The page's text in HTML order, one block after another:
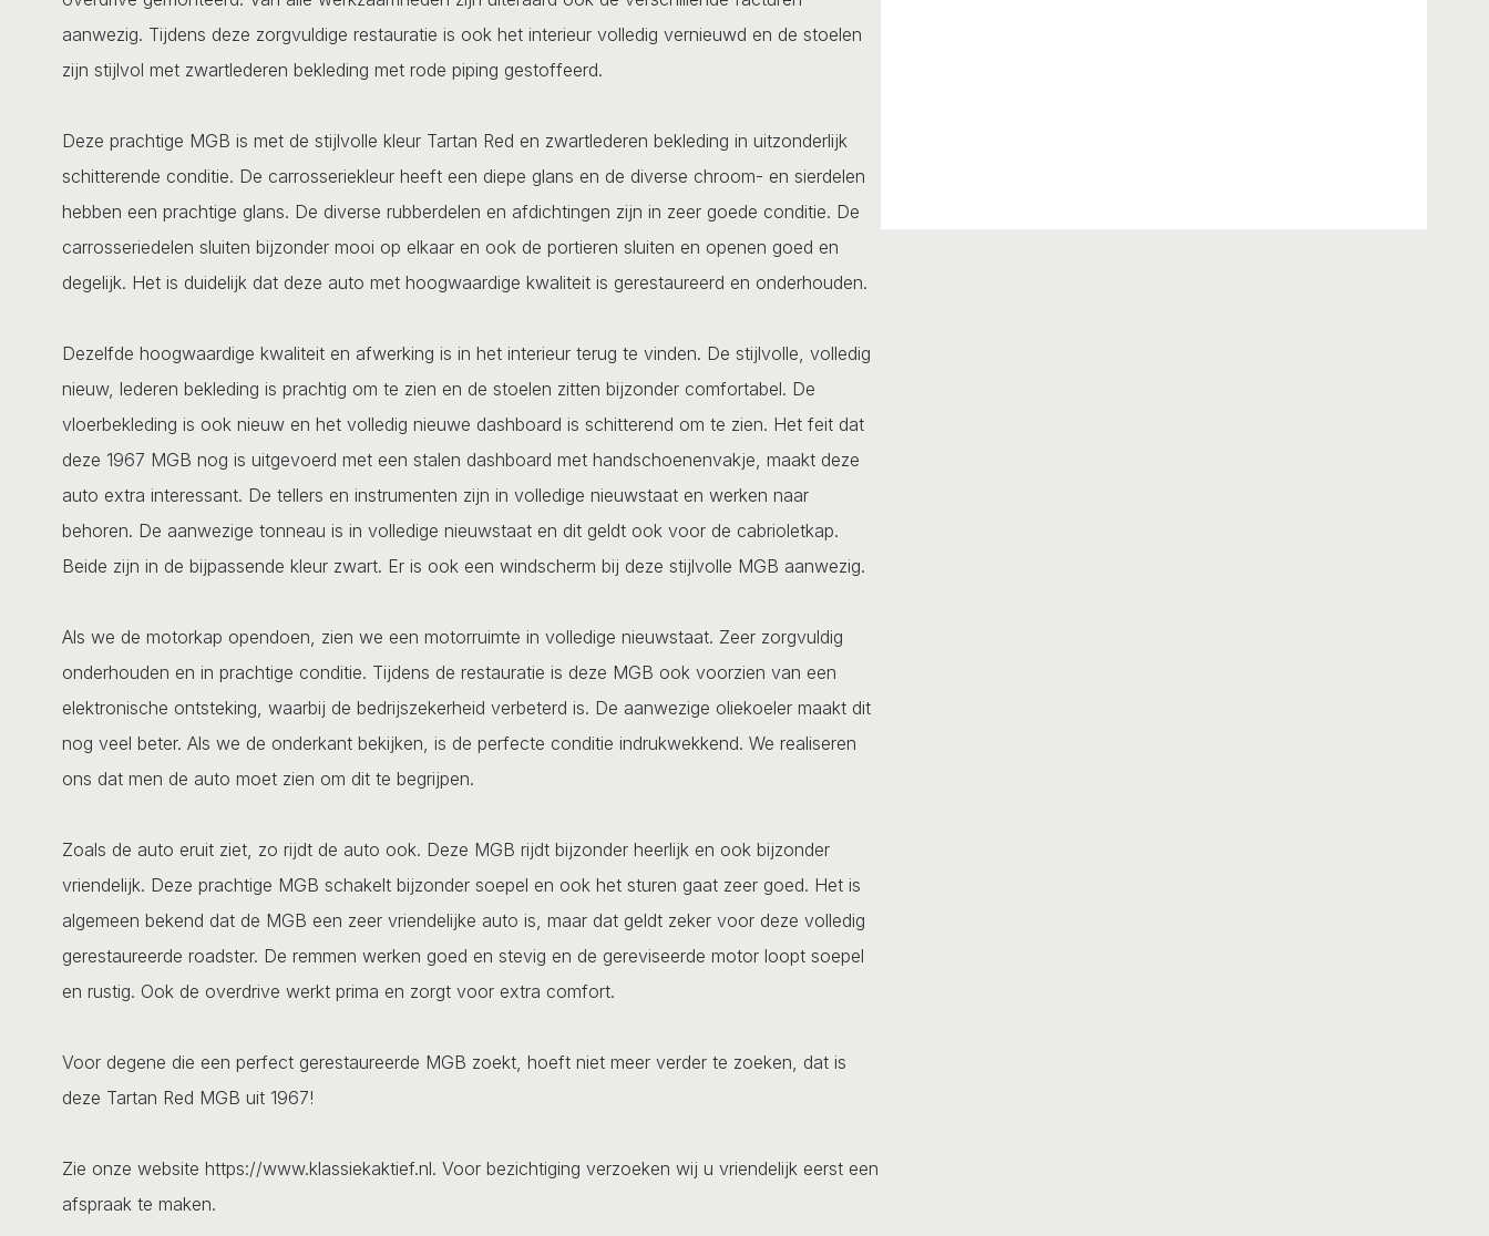
aanwezig. Tijdens deze zorgvuldige restauratie is ook het interieur volledig vernieuwd en de stoelen
zijn stijlvol met zwartlederen bekleding met rode piping gestoffeerd.
Deze prachtige MGB is met de stijlvolle kleur Tartan Red en zwartlederen bekleding in uitzonderlijk
schitterende conditie. De carrosseriekleur heeft een diepe glans en de diverse chroom- en sierdelen
hebben een prachtige glans. De diverse rubberdelen en afdichtingen zijn in zeer goede conditie. De
carrosseriedelen sluiten bijzonder mooi op elkaar en ook de portieren sluiten en openen goed en
degelijk. Het is duidelijk dat deze auto met hoogwaardige kwaliteit is gerestaureerd en onderhouden.
Dezelfde hoogwaardige kwaliteit en afwerking is in het interieur terug te vinden. De stijlvolle, volledig
nieuw, lederen bekleding is prachtig om te zien en de stoelen zitten bijzonder comfortabel. De
vloerbekleding is ook nieuw en het volledig nieuwe dashboard is schitterend om te zien. Het feit dat
deze 1967 MGB nog is uitgevoerd met een stalen dashboard met handschoenenvakje, maakt deze
auto extra interessant. De tellers en instrumenten zijn in volledige nieuwstaat en werken naar
behoren. De aanwezige tonneau is in volledige nieuwstaat en dit geldt ook voor de cabrioletkap.
Beide zijn in de bijpassende kleur zwart. Er is ook een windscherm bij deze stijlvolle MGB aanwezig.
Als we de motorkap opendoen, zien we een motorruimte in volledige nieuwstaat. Zeer zorgvuldig
onderhouden en in prachtige conditie. Tijdens de restauratie is deze MGB ook voorzien van een
elektronische ontsteking, waarbij de bedrijszekerheid verbeterd is. De aanwezige oliekoeler maakt dit
nog veel beter. Als we de onderkant bekijken, is de perfecte conditie indrukwekkend. We realiseren
ons dat men de auto moet zien om dit te begrijpen.
Zoals de auto eruit ziet, zo rijdt de auto ook. Deze MGB rijdt bijzonder heerlijk en ook bijzonder
vriendelijk. Deze prachtige MGB schakelt bijzonder soepel en ook het sturen gaat zeer goed. Het is
algemeen bekend dat de MGB een zeer vriendelijke auto is, maar dat geldt zeker voor deze volledig
gerestaureerde roadster. De remmen werken goed en stevig en de gereviseerde motor loopt soepel
en rustig. Ook de overdrive werkt prima en zorgt voor extra comfort.
Voor degene die een perfect gerestaureerde MGB zoekt, hoeft niet meer verder te zoeken, dat is
deze Tartan Red MGB uit 1967!
Zie onze website https://www.klassiekaktief.nl. Voor bezichtiging verzoeken wij u vriendelijk eerst een
afspraak te maken.